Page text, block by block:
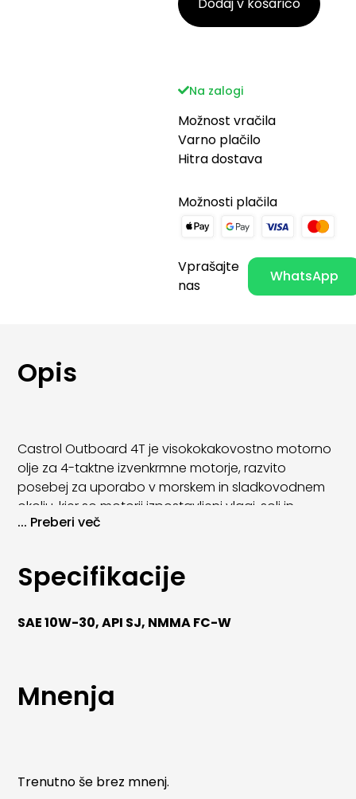
Dodaj v košarico
Na zalogi
Možnost vračila
Varno plačilo
Hitra dostava
Možnosti plačila
Vprašajte
nas
WhatsApp
Opis
Castrol Outboard 4T je visokokakovostno motorno
olje za 4-taktne izvenkrmne motorje, razvito
posebej za uporabo v morskem in sladkovodnem
okolju, kjer so motorji izpostavljeni vlagi, soli in
visokim obremenitvam.
delovanje in dolgo življenjsko dobo motorja, tudi pri
delovanju na visokih obratih in temperaturah.
Primerno je za uporabo v vseh 4-taktnih
izvenkrmnih motorjih znamk, kot so Yamaha,
Prednosti motornega olja Castrol Outboard 4T
slani vodi in vlažnem okolju.
... Preberi več
Specifikacije
SAE 10W-30, API SJ, NMMA FC-W
Mnenja
Trenutno še brez mnenj.